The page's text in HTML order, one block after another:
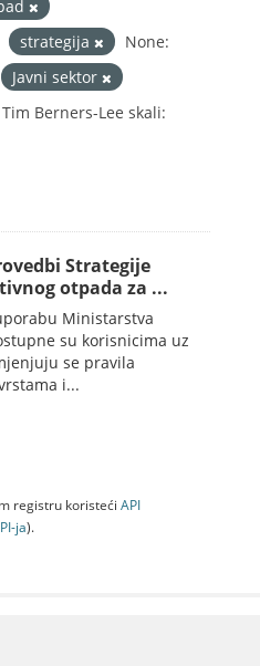
strategija
None:
Javni sektor
Berners-Lee skali:
Strategije
otpada za ...
Ministarstva
su korisnicima uz
se pravila
i...
registru koristeći API
jа).